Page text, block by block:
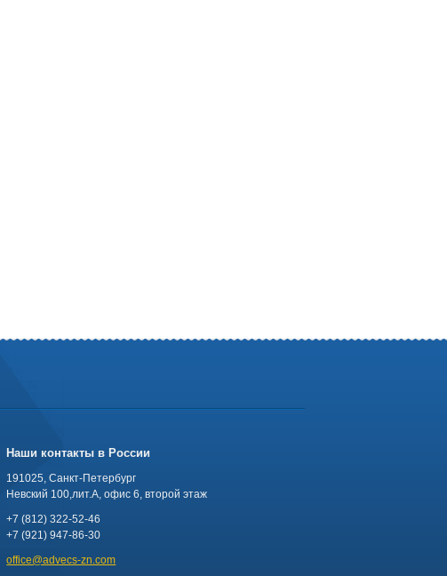
Наши контакты в России
191025, Санкт-Петербург
Невский 100,лит.А, офис 6, второй этаж
+7 (812) 322-52-46
+7 (921) 947-86-30
office@advecs-zn.com